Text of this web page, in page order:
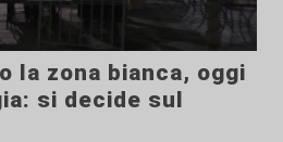
la zona bianca, oggi
si decide sul